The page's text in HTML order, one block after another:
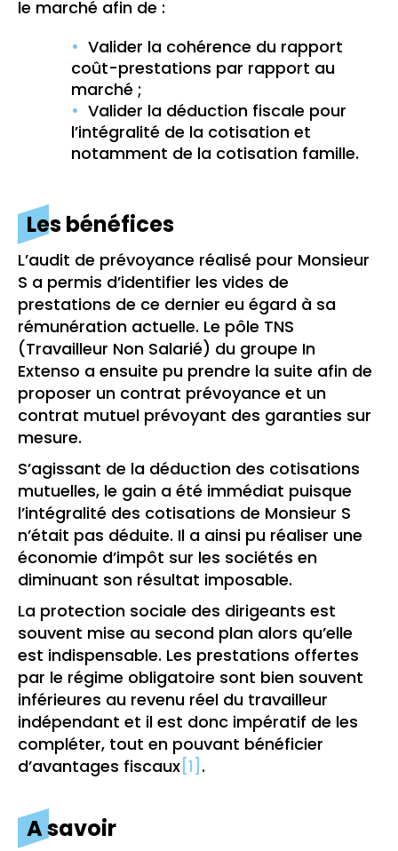
le marché afin de :
Valider la cohérence du rapport
coût-prestations par rapport au
marché ;
Valider la déduction fiscale pour
l’intégralité de la cotisation et
notamment de la cotisation famille.
Les bénéfices
L’audit de prévoyance réalisé pour Monsieur
S a permis d’identifier les vides de
prestations de ce dernier eu égard à sa
rémunération actuelle. Le pôle TNS
(Travailleur Non Salarié) du groupe In
Extenso a ensuite pu prendre la suite afin de
proposer un contrat prévoyance et un
contrat mutuel prévoyant des garanties sur
mesure.
S’agissant de la déduction des cotisations
mutuelles, le gain a été immédiat puisque
l’intégralité des cotisations de Monsieur S
n’était pas déduite. Il a ainsi pu réaliser une
économie d’impôt sur les sociétés en
diminuant son résultat imposable.
La protection sociale des dirigeants est
souvent mise au second plan alors qu’elle
est indispensable. Les prestations offertes
par le régime obligatoire sont bien souvent
inférieures au revenu réel du travailleur
indépendant et il est donc impératif de les
compléter, tout en pouvant bénéficier
d’avantages fiscaux [1] .
A savoir